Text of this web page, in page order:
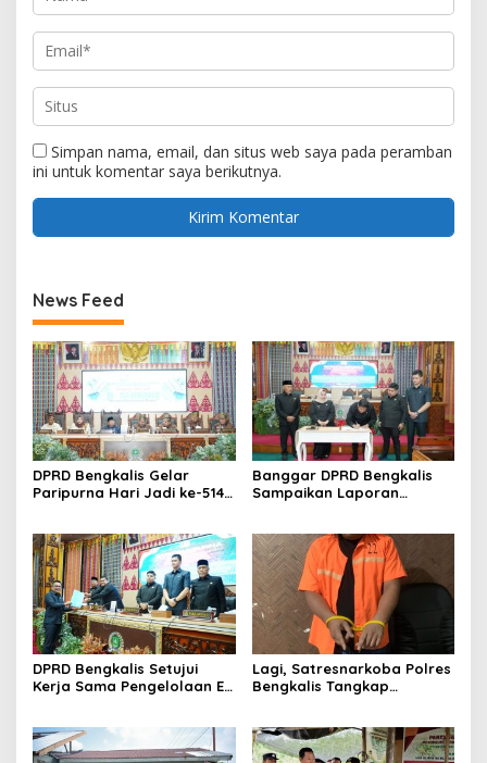
Simpan nama, email, dan situs web saya pada peramban
ini untuk komentar saya berikutnya.
News Feed
DPRD Bengkalis Gelar
Paripurna Hari Jadi ke-514
Negeri Junjungan.
Banggar DPRD Bengkalis
Sampaikan Laporan
Pelaksanaan APBD Tahun
Anggaran 2025
DPRD Bengkalis Setujui
Kerja Sama Pengelolaan E-
Lagi, Satresnarkoba Polres
Bengkalis Tangkap